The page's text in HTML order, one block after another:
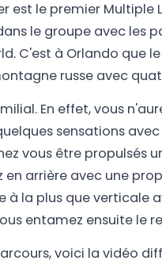
est le premier Multiple
le groupe avec les
C'est à Orlando que
russe avec
En effet, vous
sensations
vous être propulsés
arrière avec une
à la plus que verticale
entamez ensuite le
voici la vidéo